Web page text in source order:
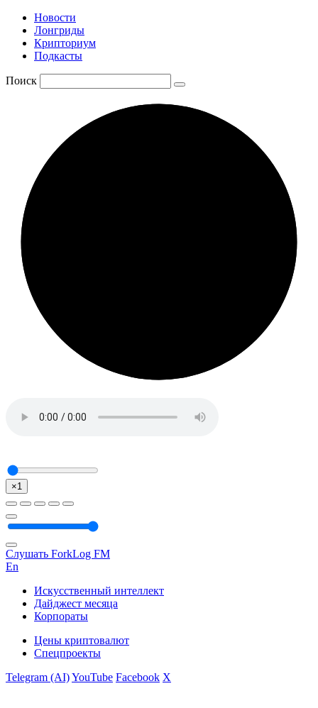
Новости
Лонгриды
Крипториум
Подкасты
Поиск
×1
Слушать ForkLog FM
En
Искусственный интеллект
Дайджест месяца
Корпораты
Цены криптовалют
Спецпроекты
Telegram (AI)YouTube Facebook X